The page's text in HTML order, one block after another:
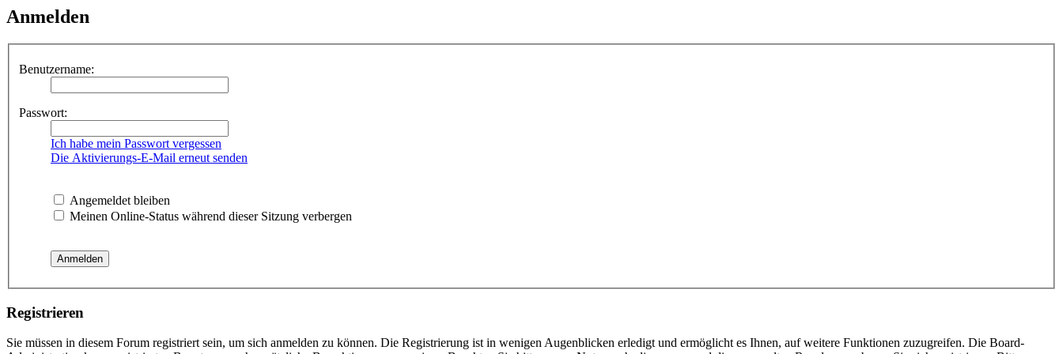
Anmelden
Benutzername:
Passwort:
Ich habe mein Passwort vergessen
Die Aktivierungs-E-Mail erneut senden
Angemeldet bleiben
Meinen Online-Status während dieser Sitzung verbergen
Registrieren
Sie müssen in diesem Forum registriert sein, um sich anmelden zu können. Die Registrierung ist in wenigen Augenblicken erledigt und ermöglicht es Ihnen, auf weitere Funktionen zuzugreifen. Die Board-